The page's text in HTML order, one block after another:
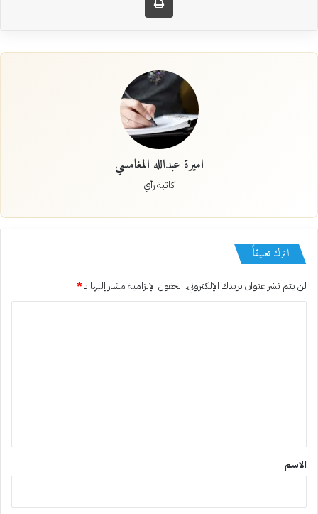
اميرة عبدالله المغامسي
كاتبة رأي
اترك تعليقاً
لن يتم نشر عنوان بريدك الإلكتروني. الحقول الإلزامية مشار إليها بـ*
*
الاسم